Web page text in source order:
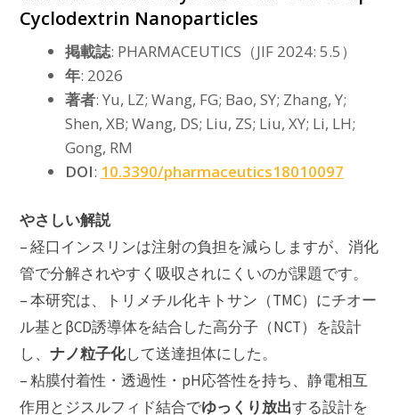
Cyclodextrin Nanoparticles
掲載誌: PHARMACEUTICS（JIF 2024: 5.5）
年: 2026
著者: Yu, LZ; Wang, FG; Bao, SY; Zhang, Y;
Shen, XB; Wang, DS; Liu, ZS; Liu, XY; Li, LH;
Gong, RM
DOI: 10.3390/pharmaceutics18010097
やさしい解説
– 経口インスリンは注射の負担を減らしますが、消化
管で分解されやすく吸収されにくいのが課題です。
– 本研究は、トリメチル化キトサン（TMC）にチオー
ル基とβCD誘導体を結合した高分子（NCT）を設計
し、 ナノ粒子化して送達担体にした。
– 粘膜付着性・透過性・pH応答性を持ち、静電相互
作用とジスルフィド結合でゆっくり放出する設計を